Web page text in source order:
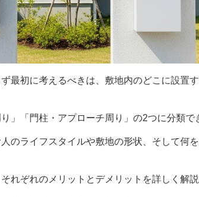
最初に考えるべきは、敷地内のどこに設置
」「門柱・アプローチ周り」の2つに分類で
のライフスタイルや敷地の形状、そして何
れぞれのメリットとデメリットを詳しく解説